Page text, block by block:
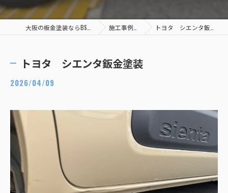
施工事例一覧 トヨタ シエンタ鈑金塗装
トヨタ シエンタ鈑金塗装
2026/04/09